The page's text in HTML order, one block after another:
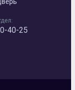
40-25